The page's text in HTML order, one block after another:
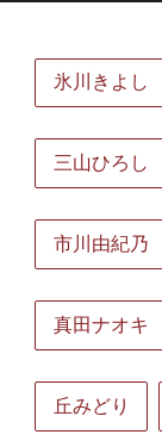
氷川きよし
三山ひろし
市川由紀乃
真田ナオキ
丘みどり